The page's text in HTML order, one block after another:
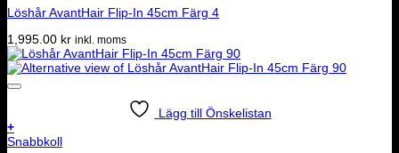
Löshår AvantHair Flip-In 45cm Färg 4
1,995.00 kr inkl. moms
Lägg till Önskelistan
+
Snabbkoll